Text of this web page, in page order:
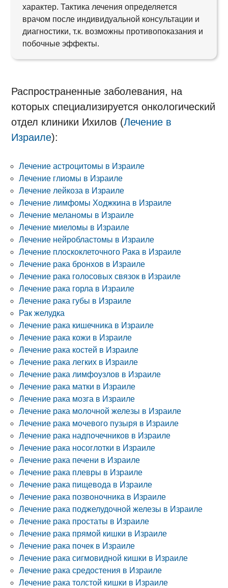
характер. Тактика лечения определяется
врачом после индивидуальной консультации и
диагностики, т.к. возможны противопоказания и
побочные эффекты.
Распространенные заболевания, на
которых специализируется онкологический
отдел клиники Ихилов (Лечение в
Израиле):
Лечение астроцитомы в Израиле
Лечение глиомы в Израиле
Лечение лейкоза в Израиле
Лечение лимфомы Ходжкина в Израиле
Лечение меланомы в Израиле
Лечение миеломы в Израиле
Лечение нейробластомы в Израиле
Лечение плоскоклеточного Рака в Израиле
Лечение рака бронхов в Израиле
Лечение рака голосовых связок в Израиле
Лечение рака горла в Израиле
Лечение рака губы в Израиле
Рак желудка
Лечение рака кишечника в Израиле
Лечение рака кожи в Израиле
Лечение рака костей в Израиле
Лечение рака легких в Израиле
Лечение рака лимфоузлов в Израиле
Лечение рака матки в Израиле
Лечение рака мозга в Израиле
Лечение рака молочной железы в Израиле
Лечение рака мочевого пузыря в Израиле
Лечение рака надпочечников в Израиле
Лечение рака носоглотки в Израиле
Лечение рака печени в Израиле
Лечение рака плевры в Израиле
Лечение рака пищевода в Израиле
Лечение рака позвоночника в Израиле
Лечение рака поджелудочной железы в Израиле
Лечение рака простаты в Израиле
Лечение рака прямой кишки в Израиле
Лечение рака почек в Израиле
Лечение рака сигмовидной кишки в Израиле
Лечение рака средостения в Израиле
Лечение рака толстой кишки в Израиле